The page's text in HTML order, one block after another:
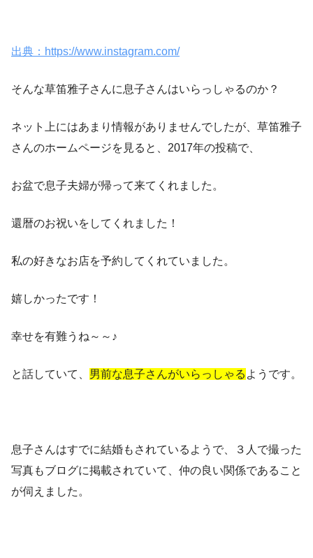
出典：https://www.instagram.com/
そんな草笛雅子さんに息子さんはいらっしゃるのか？
ネット上にはあまり情報がありませんでしたが、草笛雅子
さんのホームページを見ると、2017年の投稿で、
お盆で息子夫婦が帰って来てくれました。
還暦のお祝いをしてくれました！
私の好きなお店を予約してくれていました。
嬉しかったです！
幸せを有難うね～～♪
と話していて、 男前な息子さんがいらっしゃる ようです。
息子さんはすでに結婚もされているようで、３人で撮った
写真もブログに掲載されていて、仲の良い関係であること
が伺えました。